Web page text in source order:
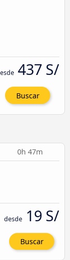
437 S/
Buscar
0h 47m
desde 19 S/
Buscar